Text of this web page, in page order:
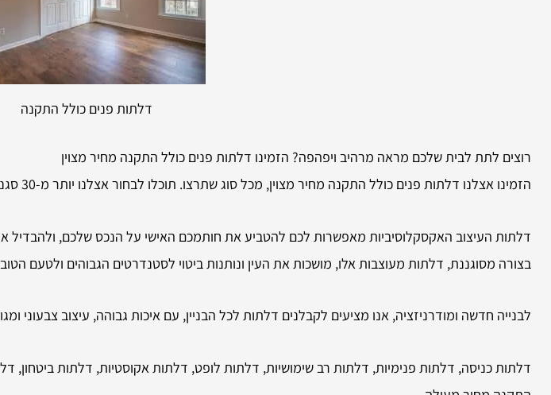
דלתות פנים כולל התקנה
רוצים לתת לבית שלכם מראה מרהיב ויפהפה? הזמינו דלתות פנים כולל התקנה מחיר מצוין
הזמינו אצלנו דלתות פנים כולל התקנה מחיר מצוין, מכל סוג שתרצו. תוכלו לבחור אצלנו יותר מ-30 סגנונות דלתות בפלדה ובעץ שנותנות לכם שפע של מרחב יצירתי.
דלתות העיצוב האקסקלוסיביות מאפשרות לכם להטביע את חותמכם האישי על הנכס שלכם, ולהבדיל
בצורה מסוגננת, דלתות מעוצבות אלו, מושכות את העין ונותנות ביטוי לסטנדרטים הגבוהים ולטעם
לבנייה חדשה ומודרניזציה, אנו מציעים לקבלנים דלתות לכל הבניין, עם איכות גבוהה, עיצוב צבעוני
דלתות כניסה, דלתות פנימיות, דלתות רב שימושיות, דלתות לופט, דלתות אקוסטיות, דלתות ביטחון,